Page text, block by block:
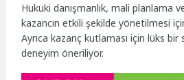
Hukuki danışmanlık, mali planlama
kazancın etkili şekilde yönetilmesi
Ayrıca kazanç kutlaması için lüks
deneyim öneriliyor.